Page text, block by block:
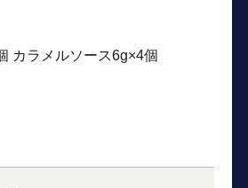
カラメルソース6g×4個